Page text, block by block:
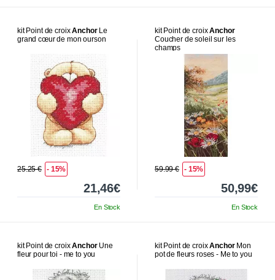
kit Point de croixAnchorLe
grand cœur de mon ourson
25.25 € - 15%
21,46€
En Stock
kit Point de croixAnchor
Coucher de soleil sur les
champs
59.99 € - 15%
50,99€
En Stock
kit Point de croixAnchorUne
fleur pour toi - me to you
kit Point de croixAnchorMon
pot de fleurs roses - Me to you